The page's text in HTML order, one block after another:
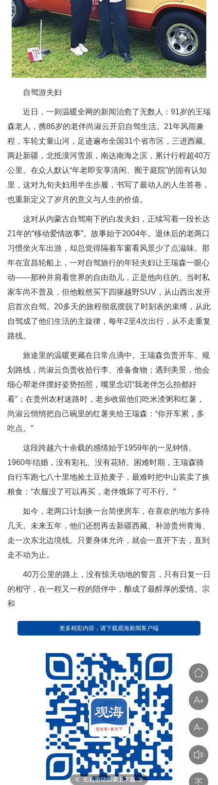
自驾游夫妇
近日，一则温暖全网的新闻治愈了无数人：91岁的王瑞
森老人，携86岁的老伴尚淑云开启自驾生活。21年风雨兼
程，车轮丈量山河，足迹遍布全国31个省市区，三进西藏、
两赴新疆，北抵漠河雪原，南达南海之滨，累计行程超40万
公里。在众人默认“年老即安享清闲、囿于庭院”的固有认知
里，这对九旬夫妇用半生步履，书写了最动人的人生答卷，
也重新定义了岁月的意义与人生的价值。
这对从内蒙古自驾南下的白发夫妇，正续写着一段长达
21年的“移动爱情故事”。故事始于2004年。退休后的老两口
习惯坐火车出游，却总觉得隔着车窗看风景少了点滋味。那
年在宜昌轮船上，一对自驾旅行的年轻夫妇让王瑞森一眼心
动——那种并肩看世界的自由劲儿，正是他向往的。当时私
家车尚不普及，但他毅然买下四驱越野SUV，从山西出发开
启首次自驾。20多天的旅程彻底摆脱了时刻表的束缚，从此
自驾成了他们生活的主旋律，每年2至4次出行，从不走重复
路线。
旅途里的温暖更藏在日常点滴中。王瑞森负责开车、规
划路线，尚淑云负责收拾行李、准备食物；遇到美景，他会
细心帮老伴摆好姿势拍照，嘴里念叨“我老伴怎么拍都好
看”；在贵州农村迷路时，老乡收留他们吃米渣粥和红薯，
尚淑云悄悄把自己碗里的红薯夹给王瑞森：“你开车累，多
吃点。”
这段跨越六十余载的感情始于1959年的一见钟情。
1960年结婚，没有彩礼、没有花轿。困难时期，王瑞森骑
自行车跑七八十里地捡土豆拾麦子，最难时把中山装卖了换
粮食：“衣服没了可以再买，老伴饿坏了可不行。”
如今，老两口计划换一台简便房车，在喜欢的地方多待
几天。未来五年，他们还想再去新疆西藏、补游贵州青海、
走一次东北边境线。只要身体允许，就会一直开下去，直到
走不动为止。
40万公里的路上，没有惊天动地的誓言，只有日复一日
的相守，在一程又一程的陪伴中，酿成了最醇厚的爱情。宗
和
更多精彩内容，请下载观海新闻客户端